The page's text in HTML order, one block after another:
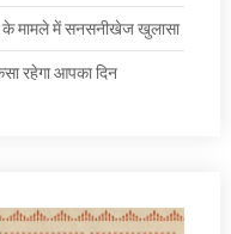
के मामले में सनसनीखेज खुलासा
रहेगा आपका दिन